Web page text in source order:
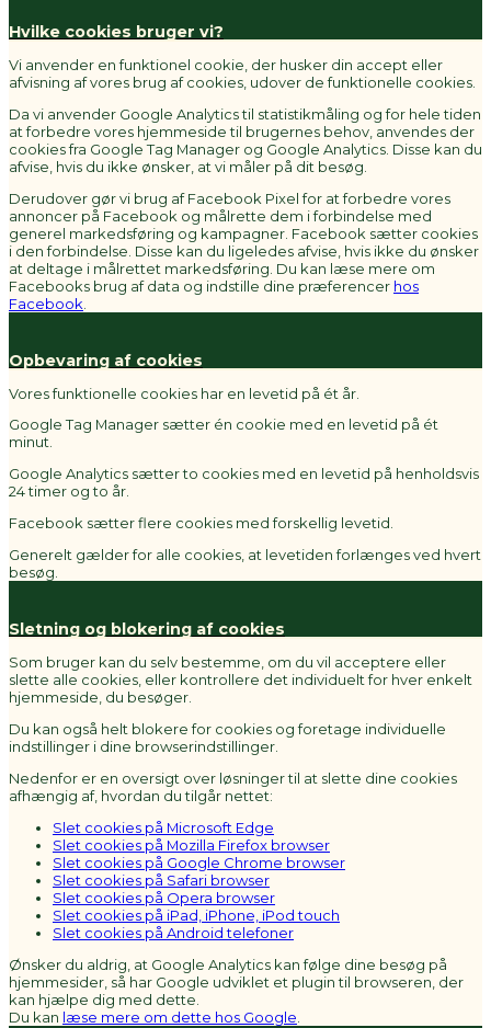
Hvilke cookies bruger vi?
Vi anvender en funktionel cookie, der husker din accept eller
afvisning af vores brug af cookies, udover de funktionelle cookies.
Da vi anvender Google Analytics til statistikmåling og for hele tiden
at forbedre vores hjemmeside til brugernes behov, anvendes der
cookies fra Google Tag Manager og Google Analytics. Disse kan du
afvise, hvis du ikke ønsker, at vi måler på dit besøg.
Derudover gør vi brug af Facebook Pixel for at forbedre vores
annoncer på Facebook og målrette dem i forbindelse med
generel markedsføring og kampagner. Facebook sætter cookies
i den forbindelse. Disse kan du ligeledes afvise, hvis ikke du ønsker
at deltage i målrettet markedsføring. Du kan læse mere om
Facebooks brug af data og indstille dine præferencer hos
Facebook
Opbevaring af cookies
Vores funktionelle cookies har en levetid på ét år.
Google Tag Manager sætter én cookie med en levetid på ét
minut.
Google Analytics sætter to cookies med en levetid på henholdsvis
24 timer og to år.
Facebook sætter flere cookies med forskellig levetid.
Generelt gælder for alle cookies, at levetiden forlænges ved hvert
besøg.
Sletning og blokering af cookies
Som bruger kan du selv bestemme, om du vil acceptere eller
slette alle cookies, eller kontrollere det individuelt for hver enkelt
hjemmeside, du besøger.
Du kan også helt blokere for cookies og foretage individuelle
indstillinger i dine browserindstillinger.
Nedenfor er en oversigt over løsninger til at slette dine cookies
afhængig af, hvordan du tilgår nettet:
Slet cookies på Microsoft Edge
Slet cookies på Mozilla Firefox browser
Slet cookies på Google Chrome browser
Slet cookies på Safari browser
Slet cookies på Opera browser
Slet cookies på iPad, iPhone, iPod touch
Slet cookies på Android telefoner
Ønsker du aldrig, at Google Analytics kan følge dine besøg på
hjemmesider, så har Google udviklet et plugin til browseren, der
kan hjælpe dig med dette.
Du kan læse mere om dette hos Google